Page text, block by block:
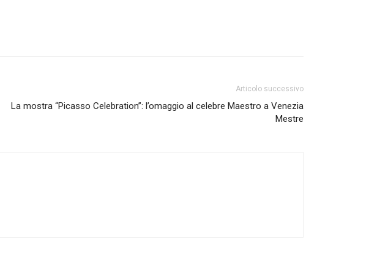
Articolo successivo
La mostra “Picasso Celebration”: l’omaggio al celebre Maestro a Venezia
Mestre